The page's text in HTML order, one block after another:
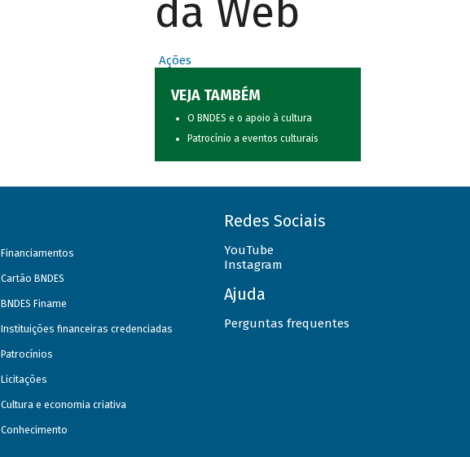
da Web
Ações
VEJA TAMBÉM
O BNDES e o apoio à cultura
Patrocínio a eventos culturais
Financiamentos
Cartão BNDES
BNDES Finame
Instituições financeiras credenciadas
Patrocínios
Licitações
Cultura e economia criativa
Conhecimento
Redes Sociais
YouTube
Instagram
Ajuda
Perguntas frequentes